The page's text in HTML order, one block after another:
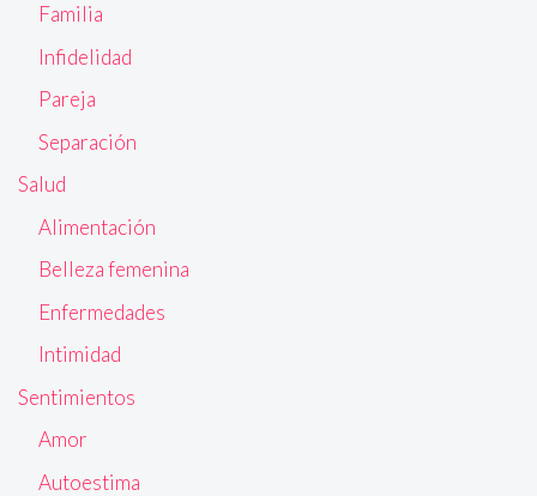
Familia
Infidelidad
Pareja
Separación
Salud
Alimentación
Belleza femenina
Enfermedades
Intimidad
Sentimientos
Amor
Autoestima